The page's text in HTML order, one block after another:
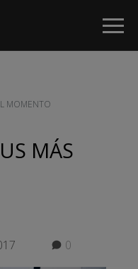
MOMENTO
MÁS
0